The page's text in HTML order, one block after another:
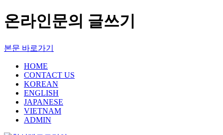
온라인문의 글쓰기
본문 바로가기
HOME
CONTACT US
KOREAN
ENGLISH
JAPANESE
VIETNAM
ADMIN